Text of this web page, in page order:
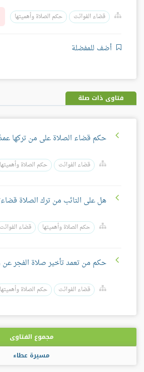
قضاء الفوائت حكم الصلاة وأهميتها
أضف للمفضلة
فتاوى ذات صلة
حكم قضاء الصلاة على من تركها
قضاء الفوائت حكم الصلاة وأهميتها
هل على التائب من ترك الصلاة
حكم الصلاة وأهميتها قضاء الفوائت
حكم من تعمد تأخير صلاة الفجر عن
قضاء الفوائت حكم الصلاة وأهميتها
مجموع الفتاوى
مسيرة عطاء